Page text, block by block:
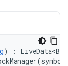
) :
(symbol